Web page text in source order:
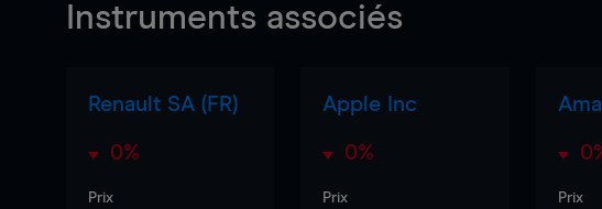
Instruments associés
Renault SA (FR)
0%
Prix
Apple Inc
0%
Prix Prix